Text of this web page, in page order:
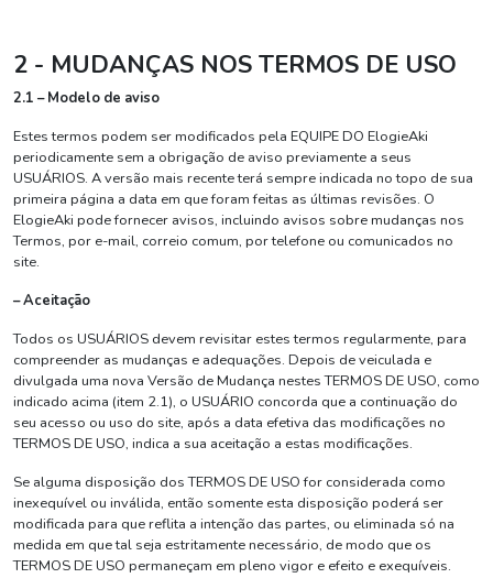
2 - MUDANÇAS NOS TERMOS DE USO
2.1 – Modelo de aviso
Estes termos podem ser modificados pela EQUIPE DO ElogieAki
periodicamente sem a obrigação de aviso previamente a seus
USUÁRIOS. A versão mais recente terá sempre indicada no topo de sua
primeira página a data em que foram feitas as últimas revisões. O
ElogieAki pode fornecer avisos, incluindo avisos sobre mudanças nos
Termos, por e-mail, correio comum, por telefone ou comunicados no
site.
– Aceitação
Todos os USUÁRIOS devem revisitar estes termos regularmente, para
compreender as mudanças e adequações. Depois de veiculada e
divulgada uma nova Versão de Mudança nestes TERMOS DE USO, como
indicado acima (item 2.1), o USUÁRIO concorda que a continuação do
seu acesso ou uso do site, após a data efetiva das modificações no
TERMOS DE USO, indica a sua aceitação a estas modificações.
Se alguma disposição dos TERMOS DE USO for considerada como
inexequível ou inválida, então somente esta disposição poderá ser
modificada para que reflita a intenção das partes, ou eliminada só na
medida em que tal seja estritamente necessário, de modo que os
TERMOS DE USO permaneçam em pleno vigor e efeito e exequíveis.